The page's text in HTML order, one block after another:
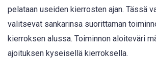
pelataan useiden kierrosten ajan. Tässä
valitsevat sankarinsa suorittaman
kierroksen alussa. Toiminnon aloiteväri
ajoituksen kyseisellä kierroksella.